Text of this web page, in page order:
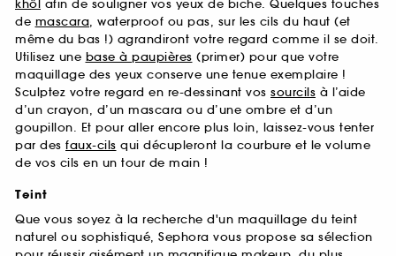
khôl afin de souligner vos yeux de biche. Quelques touches
de mascara, waterproof ou pas, sur les cils du haut (et
même du bas !) agrandiront votre regard comme il se doit.
Utilisez une base à paupières (primer) pour que votre
maquillage des yeux conserve une tenue exemplaire !
Sculptez votre regard en re-dessinant vos sourcils à l’aide
d’un crayon, d’un mascara ou d’une ombre et d’un
goupillon. Et pour aller encore plus loin, laissez-vous tenter
par des faux-cils qui décupleront la courbure et le volume
de vos cils en un tour de main !
Teint
Que vous soyez à la recherche d'un maquillage du teint
naturel ou sophistiqué, Sephora vous propose sa sélection